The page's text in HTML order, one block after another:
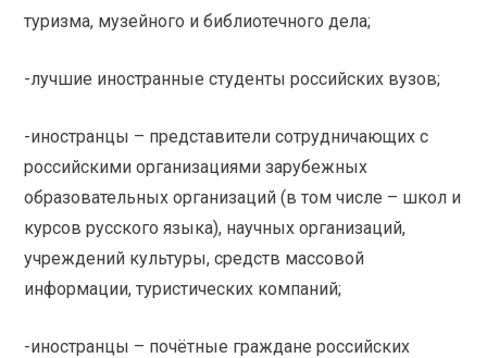
туризма, музейного и библиотечного дела;
-лучшие иностранные студенты российских вузов;
-иностранцы – представители сотрудничающих с
российскими организациями зарубежных
образовательных организаций (в том числе – школ и
курсов русского языка), научных организаций,
учреждений культуры, средств массовой
информации, туристических компаний;
-иностранцы – почётные граждане российских